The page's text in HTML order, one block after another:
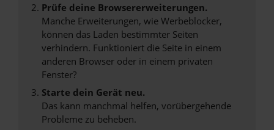
Prüfe deine Browsererweiterungen.
Manche Erweiterungen, wie Werbeblocker,
können das Laden bestimmter Seiten
verhindern. Funktioniert die Seite in einem
anderen Browser oder in einem privaten
Fenster?
Starte dein Gerät neu.
Das kann manchmal helfen, vorübergehende
Probleme zu beheben.